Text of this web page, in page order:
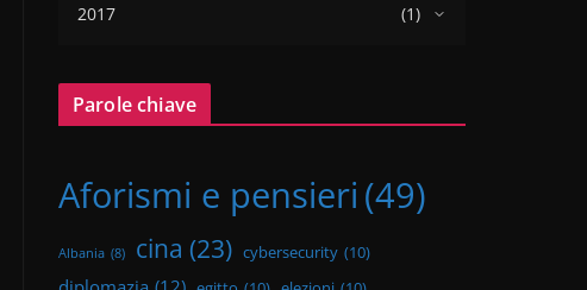
2017
(1)
Parole chiave
Aforismi e pensieri (49)
Albania (8) cina (23) cybersecurity (10)